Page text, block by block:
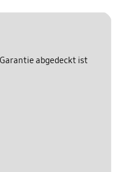
abgedeckt ist